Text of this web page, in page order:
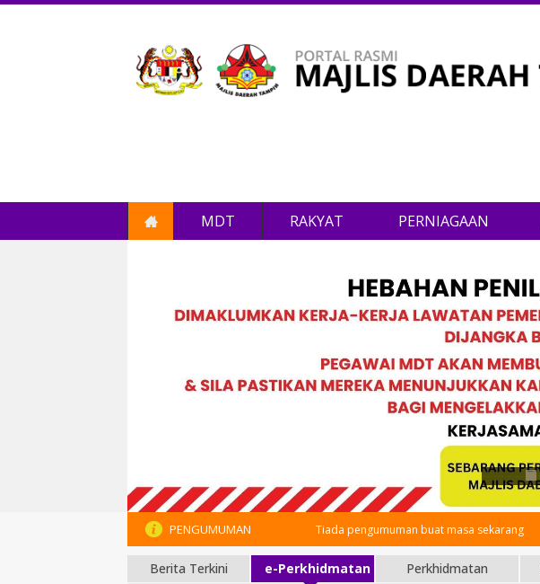
MDT RAKYAT PERNIAGAAN
PENGUMUMAN Tiada pengumuman buat masa sekarang
Berita Terkini e-Perkhidmatan Perkhidmatan